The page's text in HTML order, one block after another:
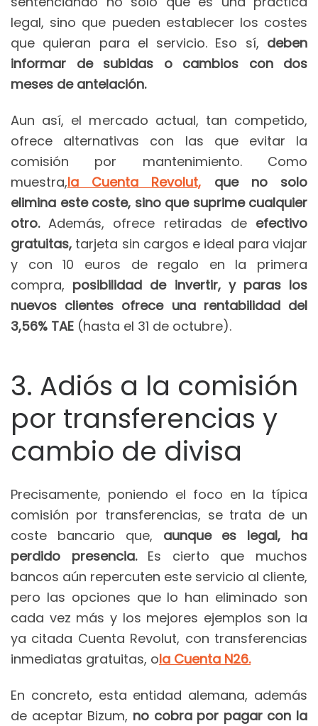
legal, sino que pueden establecer los costes
que quieran para el servicio. Eso sí, deben
informar de subidas o cambios con dos
meses de antelación.
Aun así, el mercado actual, tan competido,
ofrece alternativas con las que evitar la
comisión por mantenimiento. Como
muestra,la Cuenta Revolut, que no solo
elimina este coste, sino que suprime cualquier
otro.Además, ofrece retiradas deefectivo
gratuitas, tarjeta sin cargos e ideal para viajar
y con 10 euros de regalo en la primera
compra, posibilidad de invertir, y paras los
nuevos clientes ofrece una rentabilidad del
3,56% TAE (hasta el 31 de octubre).
3. Adiós a la comisión
por transferencias y
cambio de divisa
Precisamente, poniendo el foco en la típica
comisión por transferencias, se trata de un
coste bancario que, aunque es legal, ha
perdido presencia.Es cierto que muchos
bancos aún repercuten este servicio al cliente,
pero las opciones que lo han eliminado son
cada vez más y los mejores ejemplos son la
ya citada Cuenta Revolut, con transferencias
inmediatas gratuitas, ola Cuenta N26.
En concreto, esta entidad alemana, además
de aceptar Bizum, no cobra por pagar con la